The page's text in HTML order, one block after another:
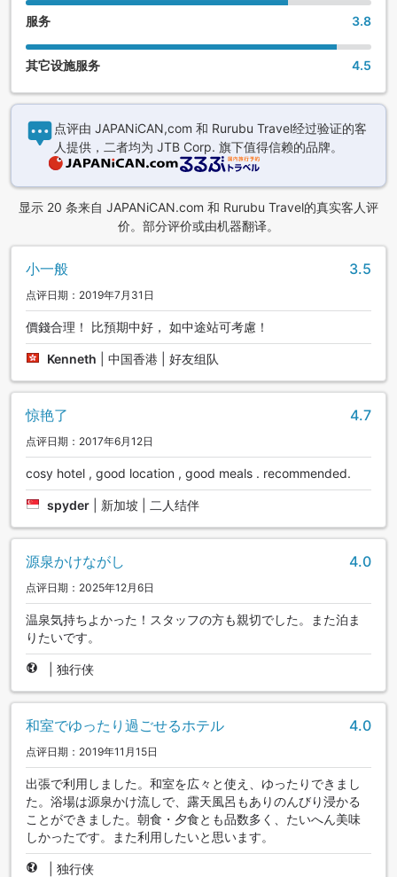
服务 3.8
其它设施服务 4.5
点评由 JAPANiCAN,com 和 Rurubu Travel经过验证的客
人提供，二者均为 JTB Corp. 旗下值得信赖的品牌。
显示 20 条来自 JAPANiCAN.com 和 Rurubu Travel的真实客人评
价。部分评价或由机器翻译。
小一般 3.5
点评日期：2019年7月31日
價錢合理！ 比預期中好， 如中途站可考慮！
Kenneth 中国香港 | 好友组队
惊艳了 4.7
点评日期：2017年6月12日
cosy hotel , good location , good meals . recommended.
spyder 新加坡 | 二人结伴
源泉かけながし 4.0
点评日期：2025年12月6日
温泉気持ちよかった！スタッフの方も親切でした。また泊ま
りたいです。
独行侠
和室でゆったり過ごせるホテル 4.0
点评日期：2019年11月15日
出張で利用しました。和室を広々と使え、ゆったりできまし
た。浴場は源泉かけ流しで、露天風呂もありのんびり浸かる
ことができました。朝食・夕食とも品数多く、たいへん美味
しかったです。また利用したいと思います。
独行侠